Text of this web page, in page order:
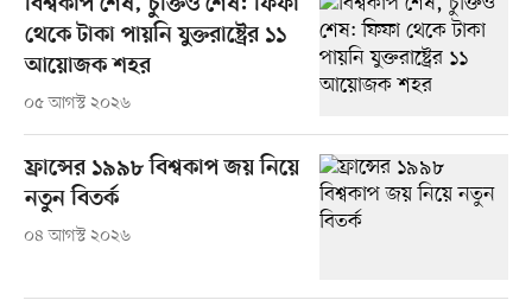
থেকে টাকা পায়নি যুক্তরাষ্ট্রের ১১
আয়োজক শহর
০৫ আগস্ট ২০২৬
ফ্রান্সের ১৯৯৮ বিশ্বকাপ জয় নিয়ে
নতুন বিতর্ক
০৪ আগস্ট ২০২৬